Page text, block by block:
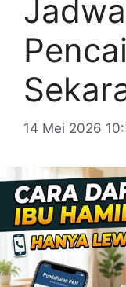
14 Mei 2026